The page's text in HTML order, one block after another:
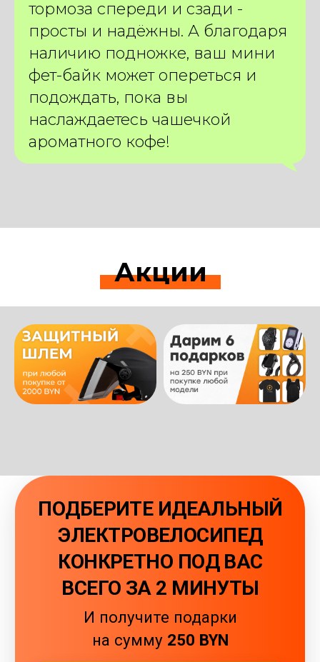
тормоза спереди и сзади -
просты и надёжны. А благодаря
наличию подножке, ваш мини
фет-байк может опереться и
подождать, пока вы
наслаждаетесь чашечкой
ароматного кофе!
Акции